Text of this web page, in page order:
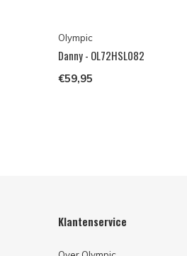
Olympic
Danny - OL72HSL082
€59,95
Klantenservice